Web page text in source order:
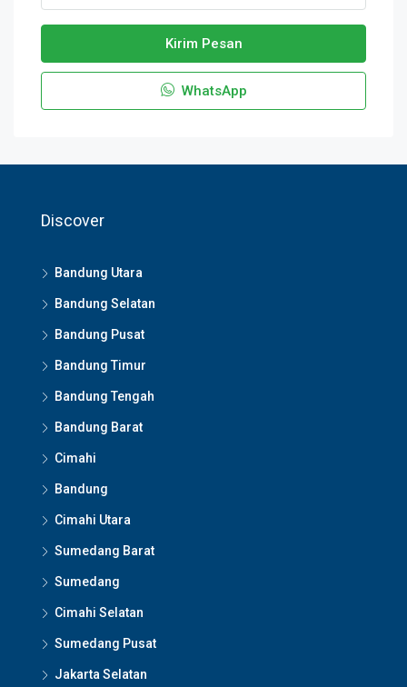
Kirim Pesan
WhatsApp
Discover
Bandung Utara
Bandung Selatan
Bandung Pusat
Bandung Timur
Bandung Tengah
Bandung Barat
Cimahi
Bandung
Cimahi Utara
Sumedang Barat
Sumedang
Cimahi Selatan
Sumedang Pusat
Jakarta Selatan